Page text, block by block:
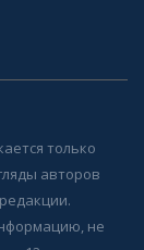
только
авторов
не